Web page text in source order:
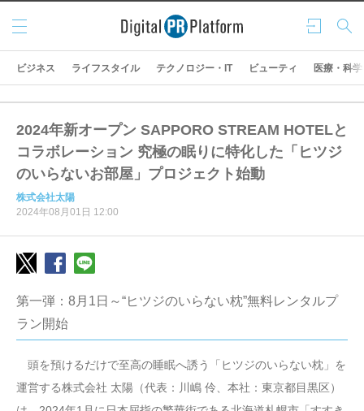
ログ
イン
検索
メニ
ュー
ビジネス ライフスタイル テクノロジー・IT ビューティ 医療・科学
2024年新オープン SAPPORO STREAM HOTELと
コラボレーション 究極の眠りに特化した「ヒツジ
のいらないお部屋」プロジェクト始動
株式会社太陽
2024年08月01日 12:00
第一弾：8月1日～“ヒツジのいらない枕”無料レンタルプ
ラン開始
頭を預けるだけで至高の睡眠へ誘う「ヒツジのいらない枕」を
運営する株式会社 太陽（代表：川嶋 伶、本社：東京都目黒区）